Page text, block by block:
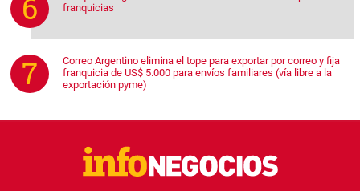
franquicias
Correo Argentino elimina el tope para exportar por correo y fija
franquicia de US$ 5.000 para envíos familiares (vía libre a la
exportación pyme)